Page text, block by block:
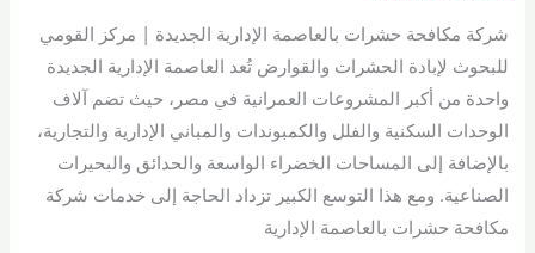
شركة مكافحة حشرات بالعاصمة الإدارية الجديدة | مركز القومي
للبحوث لإبادة الحشرات والقوارض تُعد العاصمة الإدارية الجديدة
واحدة من أكبر المشروعات العمرانية في مصر، حيث تضم آلاف
الوحدات السكنية والفلل والكمبوندات والمباني الإدارية والتجارية،
بالإضافة إلى المساحات الخضراء الواسعة والحدائق والبحيرات
الصناعية. ومع هذا التوسع الكبير تزداد الحاجة إلى خدمات شركة
مكافحة حشرات بالعاصمة الإدارية
01000200658